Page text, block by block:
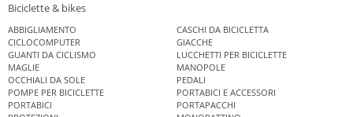
Biciclette & bikes
ABBIGLIAMENTO
CASCHI DA BICICLETTA
CICLOCOMPUTER
GIACCHE
GUANTI DA CICLISMO
LUCCHETTI PER BICICLETTE
MAGLIE
MANOPOLE
OCCHIALI DA SOLE
PEDALI
POMPE PER BICICLETTE
PORTABICI E ACCESSORI
PORTABICI
PORTAPACCHI